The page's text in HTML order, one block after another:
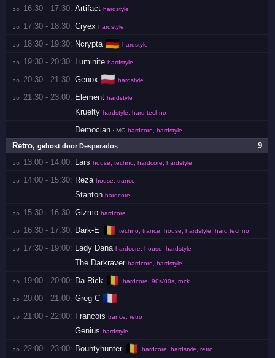
zo 16:30 - 17:30: Artifact hardstyle
zo 17:30 - 18:30: Cryex hardstyle
zo 18:30 - 19:30: Ncrypta 🇩🇪 hardstyle
zo 19:30 - 20:30: Luminite hardstyle
zo 20:30 - 21:30: Genox 🇵🇱 hardstyle
zo 21:30 - 23:00: Element hardstyle
Kruelty hardstyle, hard techno
Democian · MC hardcore, hardstyle
9
Retro,gehost doorDesperados
zo 13:00 - 14:00: Lars house, techno, hardcore, hardstyle
zo 14:00 - 15:30: Reza house, trance
Stanton hardcore
zo 15:30 - 16:30: Gizmo hardcore
zo 16:30 - 17:30: Dark-E 🇧🇪 techno, trance, house, hardstyle, hard techno
zo 17:30 - 19:00: Lady Dana hardcore, house, hardstyle
The Darkraver hardcore, hardstyle
zo 19:00 - 20:00: Da Rick 🇧🇪 hardcore, 90s/00s, rock
zo 20:00 - 21:00: Greg C 🇫🇷
zo 21:00 - 22:00: Francois trance, retro
Genius hardstyle
zo 22:00 - 23:00: Bountyhunter 🇧🇪 hardcore, hardstyle, retro